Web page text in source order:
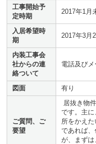
工事開始予
定時期
2017年1月
入居希望時
期
2017年3月
内装工事会
社からの連
絡ついて
電話及び
図面 有り
ご質問、ご
要望
居抜き物
です。主
所をかえ
であれば
が、まず